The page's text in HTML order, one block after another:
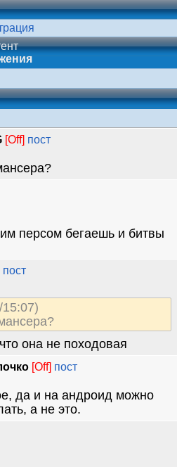
[Off] пост
персом бегаешь и битвы
пост
она не походовая
[Off] пост
да и на андроид можно
а не это.